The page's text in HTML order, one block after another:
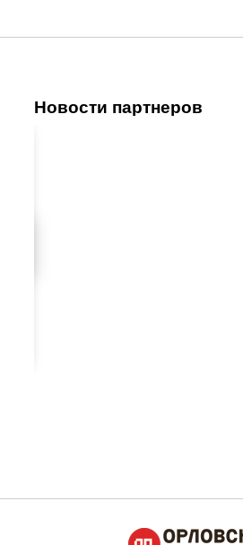
Новости партнеров